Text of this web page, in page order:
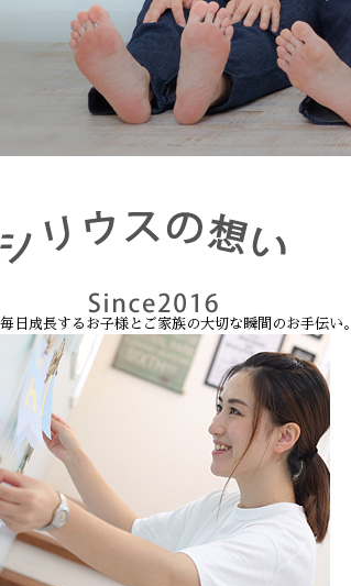
毎日成長するお子様とご家族の大切な瞬間のお手伝い。